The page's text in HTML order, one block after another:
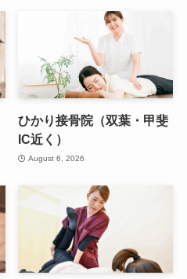
ひかり接骨院（双葉・甲斐
IC近く）
August 6, 2026